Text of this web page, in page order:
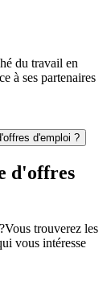
du travail en
à ses partenaires
d'emploi ?
d'offres
Vous trouverez les
vous intéresse